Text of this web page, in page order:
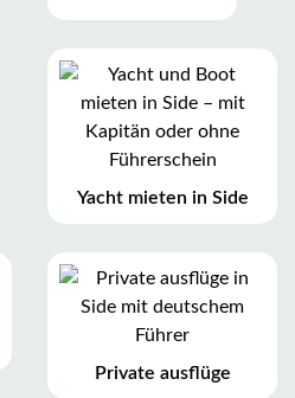
Yacht mieten in Side
Private ausflüge